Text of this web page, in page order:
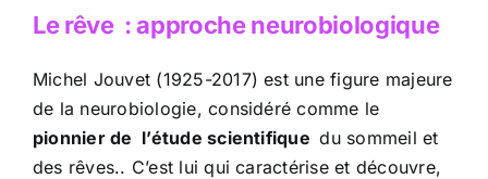
Le rêve : approche neurobiologique
Michel Jouvet (1925-2017) est une figure majeure
de la neurobiologie, considéré comme le
pionnier de l’étude scientifique du sommeil et
des rêves.. C’est lui qui caractérise et découvre,